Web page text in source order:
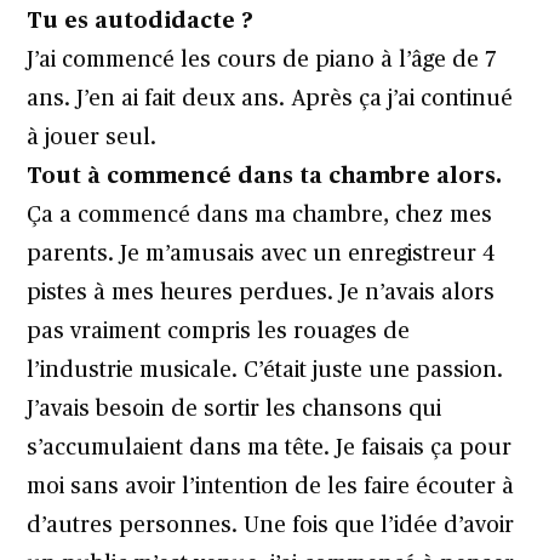
Tu es autodidacte ?
J’ai commencé les cours de piano à l’âge de 7
ans. J’en ai fait deux ans. Après ça j’ai continué
à jouer seul.
Tout à commencé dans ta chambre alors.
Ça a commencé dans ma chambre, chez mes
parents. Je m’amusais avec un enregistreur 4
pistes à mes heures perdues. Je n’avais alors
pas vraiment compris les rouages de
l’industrie musicale. C’était juste une passion.
J’avais besoin de sortir les chansons qui
s’accumulaient dans ma tête. Je faisais ça pour
moi sans avoir l’intention de les faire écouter à
d’autres personnes. Une fois que l’idée d’avoir